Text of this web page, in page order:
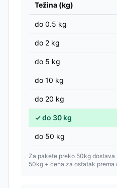
Težina (kg)
do 0.5 kg
do 2 kg
do 5 kg
do 10 kg
do 20 kg
✓do 30 kg
do 50 kg
Za pakete preko 50kg dostava
50kg + cena za ostatak prema